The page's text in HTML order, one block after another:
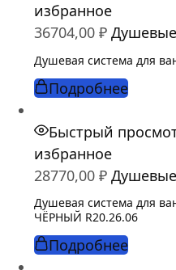
избранное
36704,00 ₽
Душевая система для
Подробнее
Быстрый
избранное
28770,00 ₽
Душевая система для
ЧЁРНЫЙ R20.26.06
Подробнее